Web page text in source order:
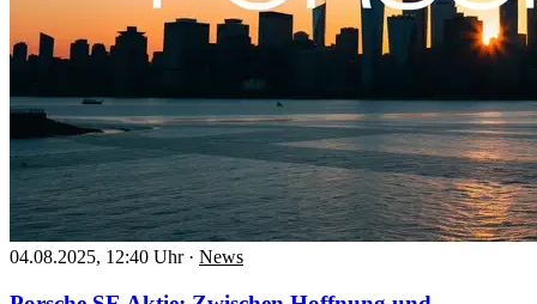
04.08.2025, 12:40 Uhr · News